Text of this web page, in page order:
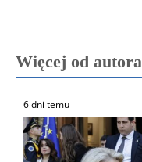
Więcej od autora
6 dni temu